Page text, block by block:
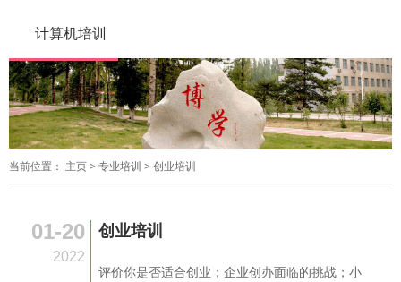
计算机培训
当前位置： 主页> 专业培训 > 创业培训
01-20
2022
创业培训
评价你是否适合创业；企业创办面临的挑战；小